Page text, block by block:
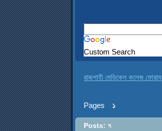
Custom Search
রাজশাহী মেডিকেল কলেজ ফোরাম
Pages ১
Posts: ৭